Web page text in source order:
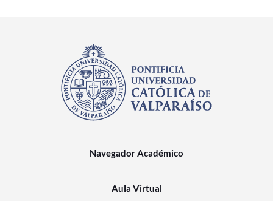
Navegador Académico
Aula Virtual